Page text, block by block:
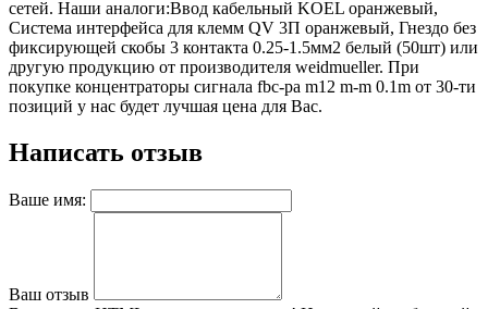
сетей. Наши аналоги:Ввод кабельный KOEL оранжевый,
Система интерфейса для клемм QV 3П оранжевый, Гнездо без
фиксирующей скобы 3 контакта 0.25-1.5мм2 белый (50шт) или
другую продукцию от производителя weidmueller. При
покупке концентраторы сигнала fbc-pa m12 m-m 0.1m от 30-ти
позиций у нас будет лучшая цена для Вас.
Написать отзыв
Ваше имя:
Ваш отзыв